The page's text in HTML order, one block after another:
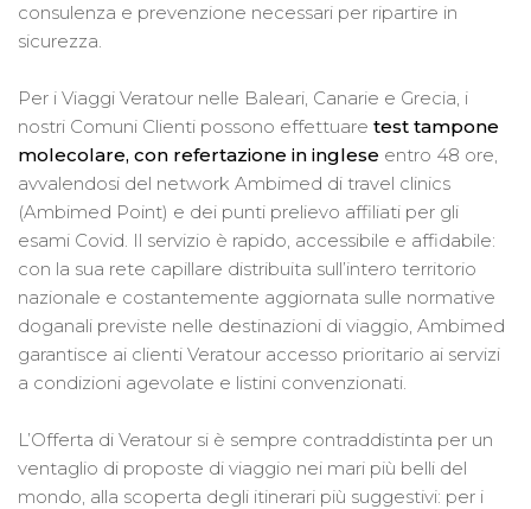
consulenza e prevenzione necessari per ripartire in
sicurezza.
Per i Viaggi Veratour nelle Baleari, Canarie e Grecia, i
nostri Comuni Clienti possono effettuare test tampone
molecolare, con refertazione in inglese entro 48 ore,
avvalendosi del network Ambimed di travel clinics
(Ambimed Point) e dei punti prelievo affiliati per gli
esami Covid. Il servizio è rapido, accessibile e affidabile:
con la sua rete capillare distribuita sull’intero territorio
nazionale e costantemente aggiornata sulle normative
doganali previste nelle destinazioni di viaggio, Ambimed
garantisce ai clienti Veratour accesso prioritario ai servizi
a condizioni agevolate e listini convenzionati.
L’Offerta di Veratour si è sempre contraddistinta per un
ventaglio di proposte di viaggio nei mari più belli del
mondo, alla scoperta degli itinerari più suggestivi: per i